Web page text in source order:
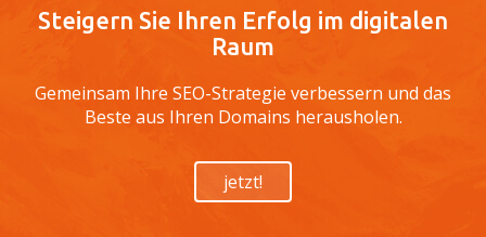
Steigern Sie Ihren Erfolg im digitalen
Raum
Gemeinsam Ihre SEO-Strategie verbessern und das
Beste aus Ihren Domains herausholen.
jetzt!